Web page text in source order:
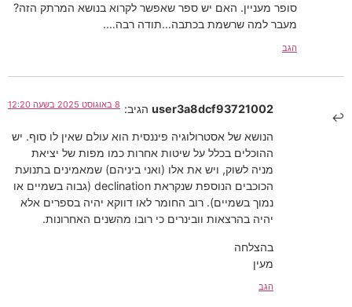
סופר מעניין. האם יש ספר שאפשר לקרוא בנושא המרתק הזה?
מעבר למה שרשמת בכתבה…תודה רבה….
הגב
user3a8dcf93721002 הגיב: 8 באוגוסט 2025 בשעה 12:20
הנושא של אסטרולוגיה פיננסית הוא עולם שאין לו סוף. יש
ההוכלים בכלל על שיטות אחרות כמו מפות של יציאת
מניה לשוק, ויש את אלו (ואני ביניהם) שמאמינים בתנועת
הכוכבים הנוספת שנקראת declination (גבוה בשמיים או
נמוך בשמיים). רוב החומר לאו דווקא יהיה בספרים אלא
יהיה בהרצאות וובינרים כי רובו מהשנים האחרונות.
בהצלחה
מעין
הגב